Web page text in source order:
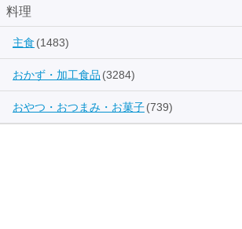
料理
主食 (1483)
おかず・加工食品 (3284)
おやつ・おつまみ・お菓子(739)